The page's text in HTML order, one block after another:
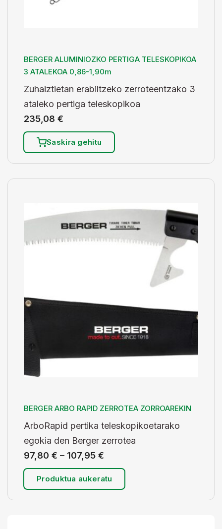
BERGER ALUMINIOZKO PERTIGA TELESKOPIKOA
3 ATALEKOA 0,86-1,90m
Zuhaiztietan erabiltzeko zerroteentzako 3
ataleko pertiga teleskopikoa
235,08 €
Saskira gehitu
BERGER ARBO RAPID ZERROTEA ZORROAREKIN
ArboRapid pertika teleskopikoetarako
egokia den Berger zerrotea
97,80 € – 107,95 €
Produktua aukeratu